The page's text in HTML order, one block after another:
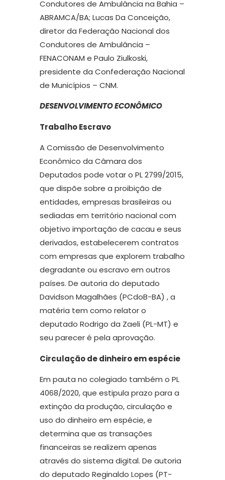
Condutores de Ambulância na Bahia –
ABRAMCA/BA; Lucas Da Conceição,
diretor da Federação Nacional dos
Condutores de Ambulância –
FENACONAM e Paulo Ziulkoski,
presidente da Confederação Nacional
de Municípios – CNM.
DESENVOLVIMENTO ECONÔMICO
Trabalho Escravo
A Comissão de Desenvolvimento
Econômico da Câmara dos
Deputados pode votar o PL 2799/2015,
que dispõe sobre a proibição de
entidades, empresas brasileiras ou
sediadas em território nacional com
objetivo importação de cacau e seus
derivados, estabelecerem contratos
com empresas que explorem trabalho
degradante ou escravo em outros
países. De autoria do deputado
Davidson Magalhães (PCdoB-BA) , a
matéria tem como relator o
deputado Rodrigo da Zaeli (PL-MT) e
seu parecer é pela aprovação.
Circulação de dinheiro em espécie
Em pauta no colegiado também o PL
4068/2020, que estipula prazo para a
extinção da produção, circulação e
uso do dinheiro em espécie, e
determina que as transações
financeiras se realizem apenas
através do sistema digital. De autoria
do deputado Reginaldo Lopes (PT-